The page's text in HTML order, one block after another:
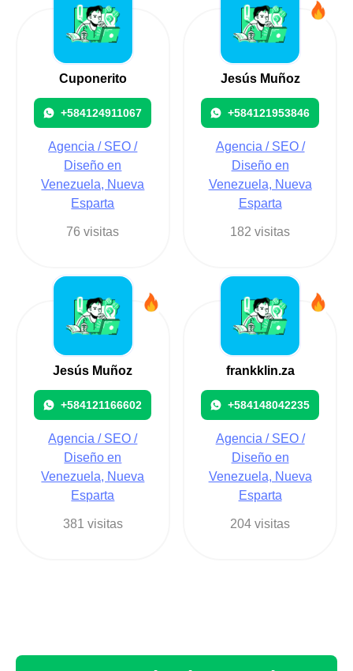
Cuponerito
+584124911067
Agencia / SEO /
Diseño en
Venezuela, Nueva
Esparta
76 visitas
Jesús Muñoz
+584121953846
Agencia / SEO /
Diseño en
Venezuela, Nueva
Esparta
182 visitas
Jesús Muñoz
+584121166602
Agencia / SEO /
Diseño en
Venezuela, Nueva
Esparta
381 visitas
frankklin.za
+584148042235
Agencia / SEO /
Diseño en
Venezuela, Nueva
Esparta
204 visitas